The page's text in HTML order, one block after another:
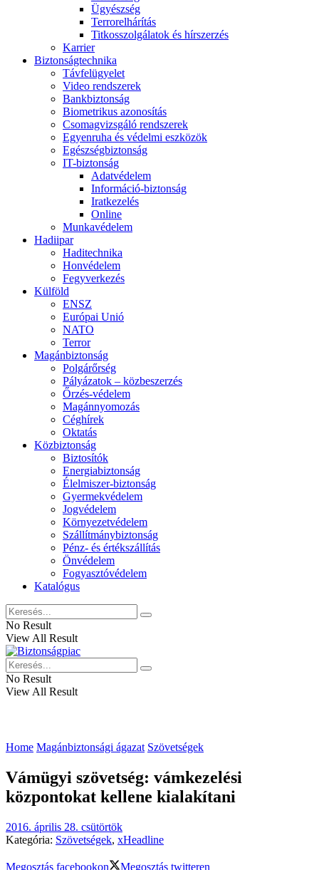
Ügyészség
Terrorelhárítás
Titkosszolgálatok és hírszerzés
Karrier
Biztonságtechnika
Távfelügyelet
Video rendszerek
Bankbiztonság
Biometrikus azonosítás
Csomagvizsgáló rendszerek
Egyenruha és védelmi eszközök
Egészségbiztonság
IT-biztonság
Adatvédelem
Információ-biztonság
Iratkezelés
Online
Munkavédelem
Hadiipar
Haditechnika
Honvédelem
Fegyverkezés
Külföld
ENSZ
Európai Unió
NATO
Terror
Magánbiztonság
Polgárőrség
Pályázatok – közbeszerzés
Őrzés-védelem
Magánnyomozás
Céghírek
Oktatás
Közbiztonság
Biztosítók
Energiabiztonság
Élelmiszer-biztonság
Gyermekvédelem
Jogvédelem
Környezetvédelem
Szállítmánybiztonság
Pénz- és értékszállítás
Önvédelem
Fogyasztóvédelem
Katalógus
No Result
View All Result
No Result
View All Result
Home Magánbiztonsági ágazat Szövetségek
Vámügyi szövetség: vámkezelési
központokat kellene kialakítani
2016. április 28. csütörtök
Kategória: Szövetségek, xHeadline
Megosztás facebookon Megosztás twitteren